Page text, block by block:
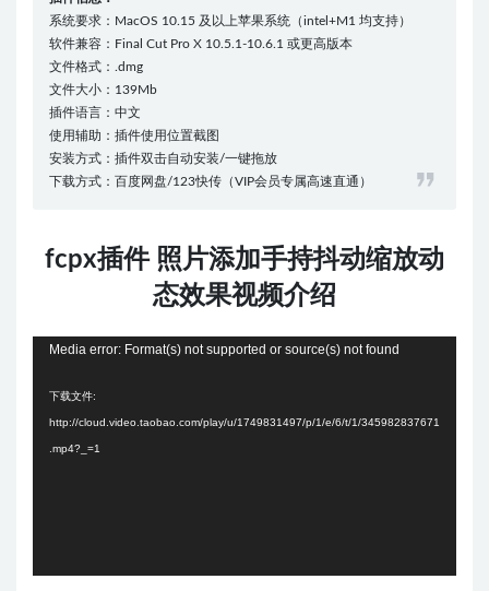
系统要求：MacOS 10.15 及以上苹果系统（intel+M1 均支持）
软件兼容：Final Cut Pro X 10.5.1-10.6.1 或更高版本
文件格式：.dmg
文件大小：139Mb
插件语言：中文
使用辅助：插件使用位置截图
安装方式：插件双击自动安装/一键拖放
下载方式：百度网盘/123快传（VIP会员专属高速直通）
fcpx插件 照片添加手持抖动缩放动
态效果视频介绍
Media error: Format(s) not supported or source(s) not found
下载文件:
http://cloud.video.taobao.com/play/u/1749831497/p/1/e/6/t/1/345982837671
.mp4?_=1